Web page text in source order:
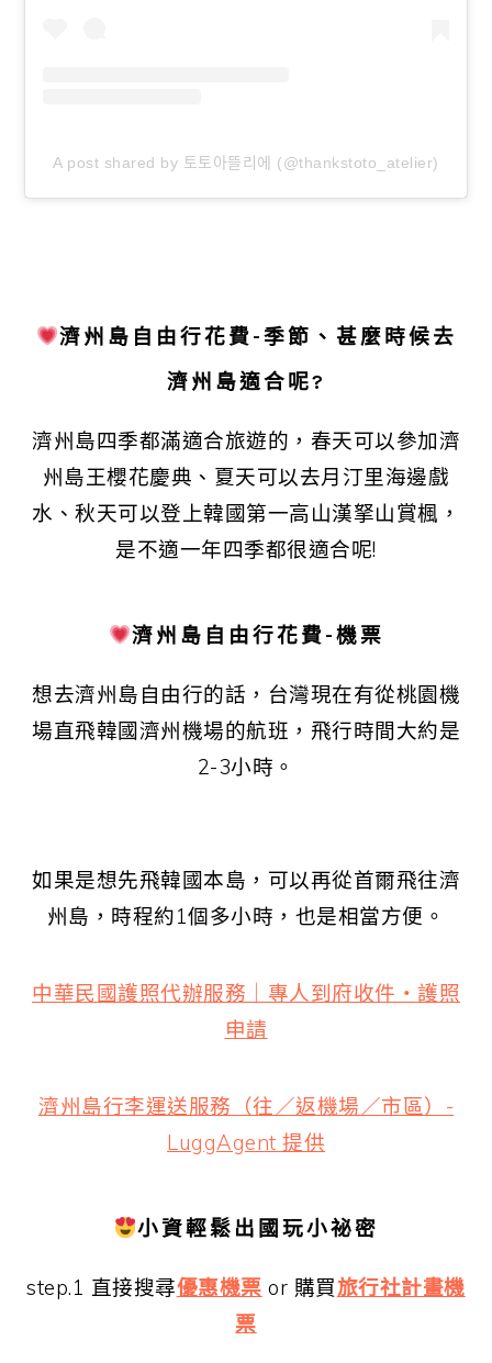
A post shared by 토토아뜰리에 (@thankstoto_atelier)
濟州島自由行花費-季節、甚麼時候去
濟州島適合呢?
濟州島四季都滿適合旅遊的，春天可以參加濟
州島王櫻花慶典、夏天可以去月汀里海邊戲
水、秋天可以登上韓國第一高山漢拏山賞楓，
是不適一年四季都很適合呢!
濟州島自由行花費-機票
想去濟州島自由行的話，台灣現在有從桃園機
場直飛韓國濟州機場的航班，飛行時間大約是
2-3小時。
如果是想先飛韓國本島，可以再從首爾飛往濟
州島，時程約1個多小時，也是相當方便。
中華民國護照代辦服務｜專人到府收件・護照
申請
濟州島行李運送服務（往／返機場／市區）-
LuggAgent 提供
小資輕鬆出國玩小祕密
step.1 直接搜尋優惠機票 or 購買旅行社計畫機
票